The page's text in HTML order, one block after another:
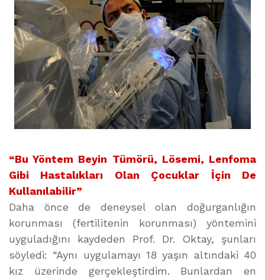
“Bu Yöntem Beyin Tümörü, Lösemi, Lenfoma
Gibi Hastalıkları Olan Çocuklar İçin De
Kullanılabilir”
Daha önce de deneysel olan doğurganlığın
korunması (fertilitenin korunması) yöntemini
uyguladığını kaydeden Prof. Dr. Oktay, şunları
söyledi: “Aynı uygulamayı 18 yaşın altındaki 40
kız üzerinde gerçekleştirdim. Bunlardan en